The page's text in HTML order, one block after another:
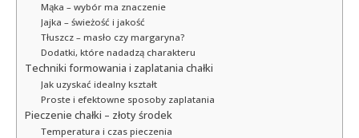
Mąka – wybór ma znaczenie
Jajka – świeżość i jakość
Tłuszcz – masło czy margaryna?
Dodatki, które nadadzą charakteru
Techniki formowania i zaplatania chałki
Jak uzyskać idealny kształt
Proste i efektowne sposoby zaplatania
Pieczenie chałki – złoty środek
Temperatura i czas pieczenia